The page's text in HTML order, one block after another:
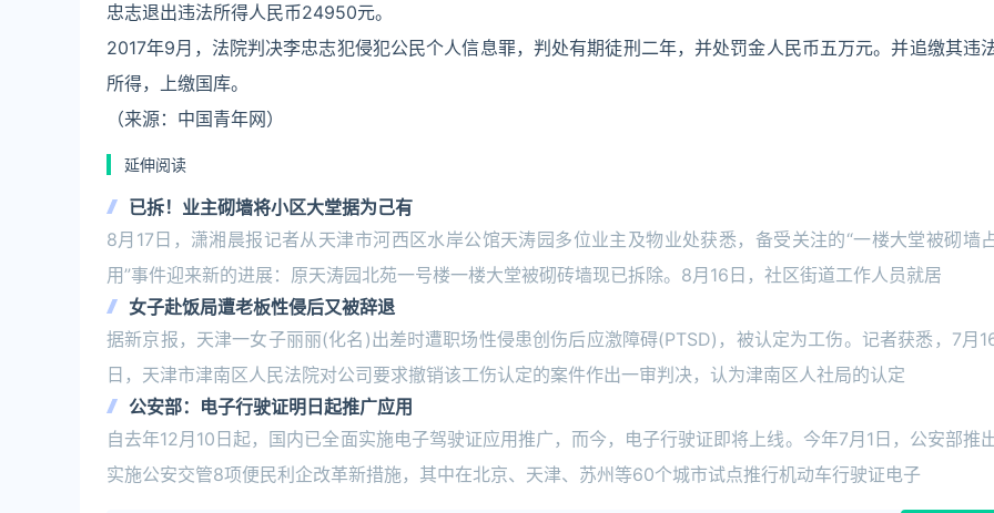
忠志退出违法所得人民币24950元。
2017年9月，法院判决李忠志犯侵犯公民个人信息罪，判处有期徒刑二年，并处罚金人民币五万元。并追缴其违
所得，上缴国库。
（来源：中国青年网）
延伸阅读
已拆！业主砌墙将小区大堂据为己有
8月17日，潇湘晨报记者从天津市河西区水岸公馆天涛园多位业主及物业处获悉，备受关注的“一楼大堂被砌墙
用”事件迎来新的进展：原天涛园北苑一号楼一楼大堂被砌砖墙现已拆除。8月16日，社区街道工作人员就居
女子赴饭局遭老板性侵后又被辞退
据新京报，天津一女子丽丽(化名)出差时遭职场性侵患创伤后应激障碍(PTSD)，被认定为工伤。记者获悉，7月
日，天津市津南区人民法院对公司要求撤销该工伤认定的案件作出一审判决，认为津南区人社局的认定
公安部：电子行驶证明日起推广应用
自去年12月10日起，国内已全面实施电子驾驶证应用推广，而今，电子行驶证即将上线。今年7月1日，公安部推
实施公安交管8项便民利企改革新措施，其中在北京、天津、苏州等60个城市试点推行机动车行驶证电子